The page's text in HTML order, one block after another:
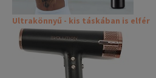
Ultrakönnyű - kis táskában is elfér